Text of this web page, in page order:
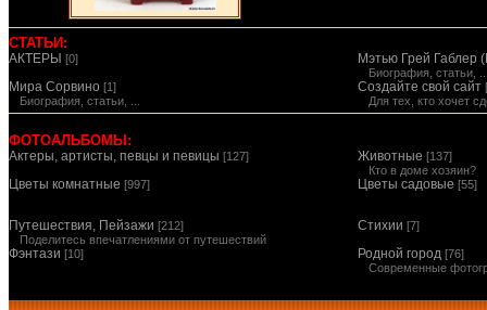
СТАТЬИ:
АКТЕРЫ [0] Мэтью Грей Габлер
Биография, статьи,
Мира Сорвино [1]
Биография, статьи, ...
Создайте свой сайт
Для тех, кто хочет
ФОТОАЛЬБОМЫ:
Актеры, артисты, певцы и певицы [127] Животные [137]
Кто в доме хозяин?
Цветы комнатные [997] Цветы садовые [55]
Путешествия, Пейзажи [212]
Поделитесь впечатлениями от путешествий
Стихии [7]
Фэнтази [10] Родной город [76]
Современные